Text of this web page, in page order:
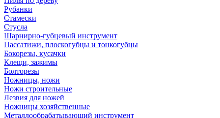
Рубанки
Стамески
Стусла
Шарнирно-губцевый инструмент
Пассатижи, плоскогубцы и тонкогубцы
Бокорезы, кусачки
Клещи, зажимы
Болторезы
Ножницы, ножи
Ножи строительные
Лезвия для ножей
Ножницы хозяйственные
Металлообрабатывающий инструмент